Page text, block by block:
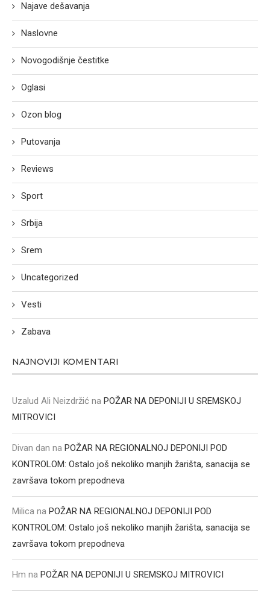
Najave dešavanja
Naslovne
Novogodišnje čestitke
Oglasi
Ozon blog
Putovanja
Reviews
Sport
Srbija
Srem
Uncategorized
Vesti
Zabava
NAJNOVIJI KOMENTARI
Uzalud Ali Neizdržić na POŽAR NA DEPONIJI U SREMSKOJ
MITROVICI
Divan dan na POŽAR NA REGIONALNOJ DEPONIJI POD
KONTROLOM: Ostalo još nekoliko manjih žarišta, sanacija se
završava tokom prepodneva
Milica na POŽAR NA REGIONALNOJ DEPONIJI POD
KONTROLOM: Ostalo još nekoliko manjih žarišta, sanacija se
završava tokom prepodneva
Hm na POŽAR NA DEPONIJI U SREMSKOJ MITROVICI